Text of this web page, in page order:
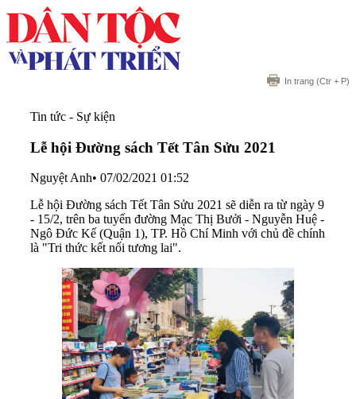
In trang (Ctr + P)
Tin tức - Sự kiện
Lễ hội Đường sách Tết Tân Sửu 2021
Nguyệt Anh• 07/02/2021 01:52
Lễ hội Đường sách Tết Tân Sửu 2021 sẽ diễn ra từ ngày 9
- 15/2, trên ba tuyến đường Mạc Thị Bưởi - Nguyễn Huệ -
Ngô Đức Kế (Quận 1), TP. Hồ Chí Minh với chủ đề chính
là "Tri thức kết nối tương lai".